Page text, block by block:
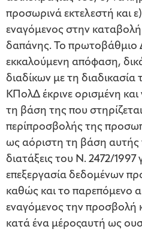
προσωρινά εκτελεστή και
εναγόμενος στην καταβολή
δαπάνης. Το πρωτοβάθμιο
εκκαλούμενη απόφαση,
διαδίκων με τη
ΚΠολΔ έκρινε ορισμένη
τη βάση της που στηρίζεται
περίπροσβολής της
ως αόριστη τη βάση αυτής
διατάξεις του Ν. 2472/
επεξεργασία δεδομένων
καθώς και το παρεπόμενο
εναγόμενος την προσβολή
κατά ένα μέροςαυτή ως